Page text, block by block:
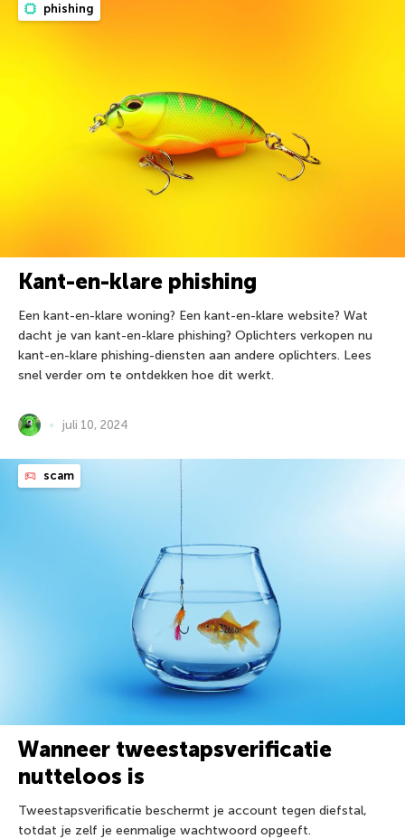
phishing
Kant-en-klare phishing
Een kant-en-klare woning? Een kant-en-klare website? Wat
dacht je van kant-en-klare phishing? Oplichters verkopen nu
kant-en-klare phishing-diensten aan andere oplichters. Lees
snel verder om te ontdekken hoe dit werkt.
juli 10, 2024
scam
Wanneer tweestapsverificatie
nutteloos is
Tweestapsverificatie beschermt je account tegen diefstal,
totdat je zelf je eenmalige wachtwoord opgeeft.